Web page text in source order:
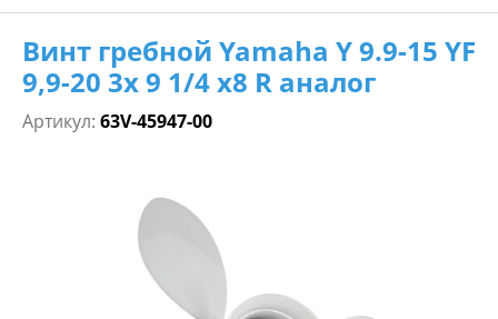
Винт гребной Yamaha Y 9.9-15 YF
9,9-20 3х 9 1/4 х8 R аналог
Артикул: 63V-45947-00